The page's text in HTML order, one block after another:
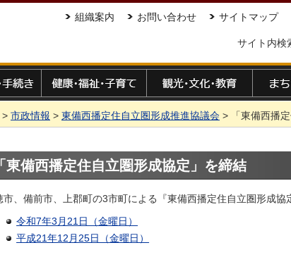
組織案内 お問い合わせ サイトマップ
サイト内検
> 市政情報 > 東備西播定住自立圏形成推進協議会 > 「東備西播
東備西播定住自立圏形成協定」を締結
市、備前市、上郡町の3市町による『東備西播定住自立圏形成協
令和7年3月21日（金曜日）
平成21年12月25日（金曜日）